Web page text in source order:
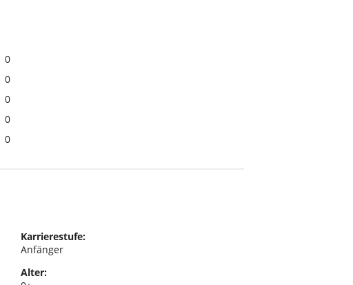
0
0
0
0
0
Karrierestufe:
Anfänger
Alter: